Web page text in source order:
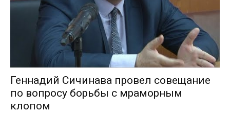
Геннадий Сичинава провел совещание
по вопросу борьбы с мраморным
клопом